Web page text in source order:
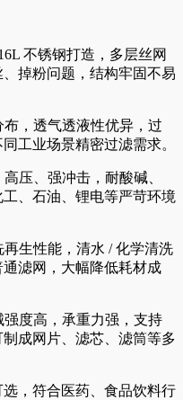
不锈钢打造，多层丝网
掉粉问题，结构牢固不易
，透气透液性优异，过
工业场景精密过滤需求。
压、强冲击，耐酸碱、
、石油、锂电等严苛环境
生性能，清水 / 化学清洗
滤网，大幅降低耗材成
度高，承重力强，支持
成网片、滤芯、滤筒等多
，符合医药、食品饮料行